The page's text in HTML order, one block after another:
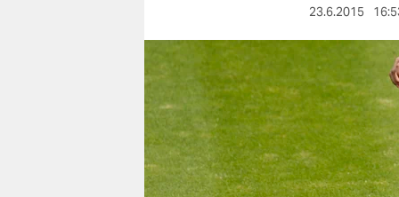
berlin
nord
wahrheit
verlag
23.6.2015